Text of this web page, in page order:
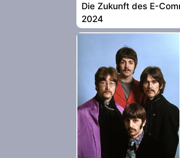
Die Zukunft des E-
2024